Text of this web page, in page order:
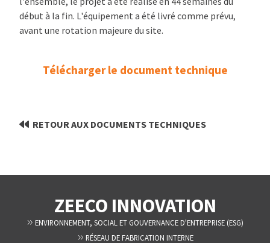
début à la fin. L'équipement a été livré comme prévu,
avant une rotation majeure du site.
Télécharger le document technique
RETOUR AUX DOCUMENTS TECHNIQUES
ZEECO INNOVATION
ENVIRONNEMENT, SOCIAL ET GOUVERNANCE D'ENTREPRISE (ESG)
RÉSEAU DE FABRICATION INTERNE